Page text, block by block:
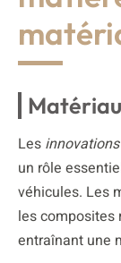
Les innovations
un rôle
véhicules. Les
les composites
entraînant une